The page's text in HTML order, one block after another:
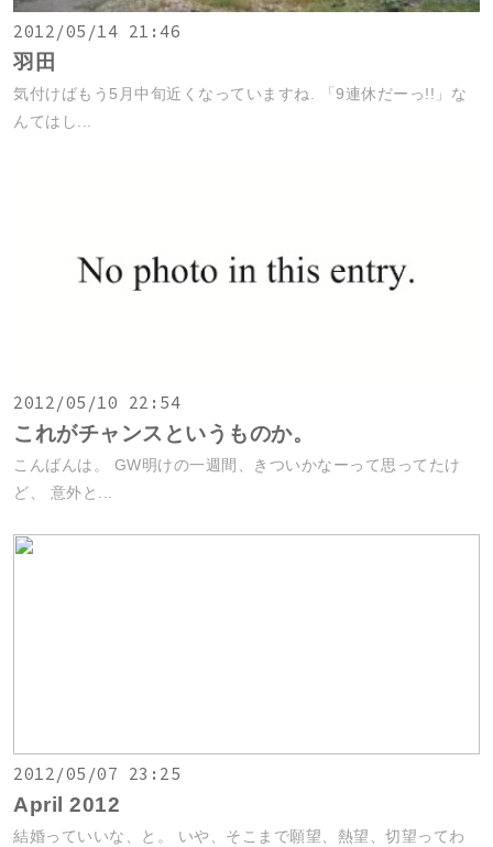
2012/05/14 21:46
羽田
気付けばもう5月中旬近くなっていますね. 「9連休だーっ!!」な
んてはし...
2012/05/10 22:54
これがチャンスというものか。
こんばんは。 GW明けの一週間、きついかなーって思ってたけ
ど、 意外と...
2012/05/07 23:25
April 2012
結婚っていいな、と。 いや、そこまで願望、熱望、切望ってわ